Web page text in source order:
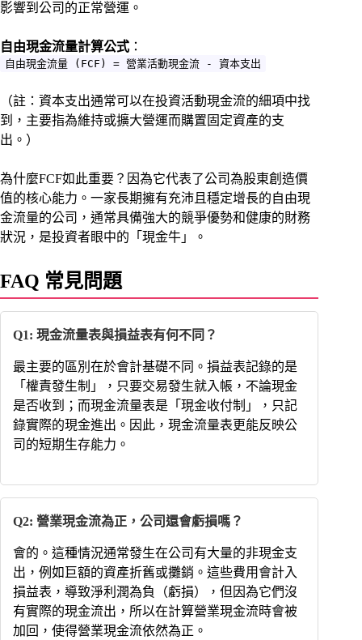
影響到公司的正常營運。
自由現金流量計算公式 ：
自由現金流量 (FCF) = 營業活動現金流 - 資本支出
（註：資本支出通常可以在投資活動現金流的細項中找
到，主要指為維持或擴大營運而購置固定資產的支
出。）
為什麼FCF如此重要？因為它代表了公司為股東創造價
值的核心能力。一家長期擁有充沛且穩定增長的自由現
金流量的公司，通常具備強大的競爭優勢和健康的財務
狀況，是投資者眼中的「現金牛」。
FAQ 常見問題
Q1: 現金流量表與損益表有何不同？
最主要的區別在於會計基礎不同。損益表記錄的是
「權責發生制」，只要交易發生就入帳，不論現金
是否收到；而現金流量表是「現金收付制」，只記
錄實際的現金進出。因此，現金流量表更能反映公
司的短期生存能力。
Q2: 營業現金流為正，公司還會虧損嗎？
會的。這種情況通常發生在公司有大量的非現金支
出，例如巨額的資產折舊或攤銷。這些費用會計入
損益表，導致淨利潤為負（虧損），但因為它們沒
有實際的現金流出，所以在計算營業現金流時會被
加回，使得營業現金流依然為正。